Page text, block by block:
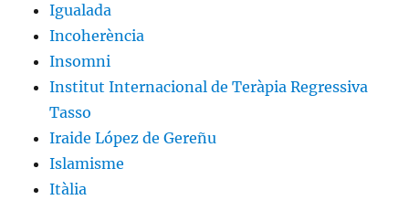
Igualada
Incoherència
Insomni
Institut Internacional de Teràpia Regressiva
Tasso
Iraide López de Gereñu
Islamisme
Itàlia